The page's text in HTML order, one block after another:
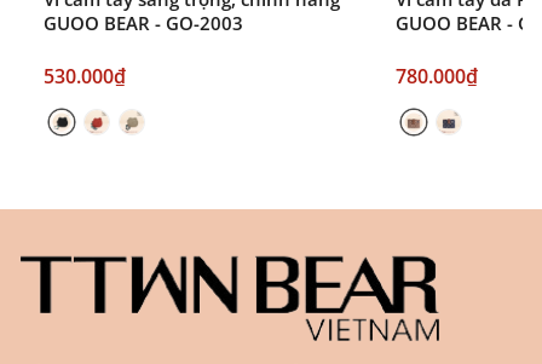
GUOO BEAR - GO-2003
530.000₫
GUOO BEAR -
780.000₫